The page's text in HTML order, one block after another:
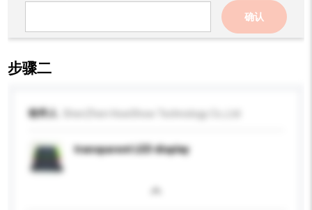
确认
步骤二
收件人
transparent LED display